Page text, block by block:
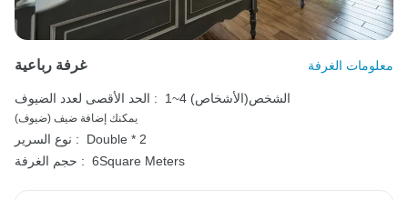
غرفة رباعية معلومات الغرفة
الحد الأقصى لعدد الضيوف : 1~4 الشخص(الأشخاص)
يمكنك إضافة ضيف (ضيوف)
نوع السرير :
Double * 2
حجم الغرفة : 6Square Meters